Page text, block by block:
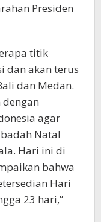
Presiden
titik
dan akan terus
dan Medan.
agar
Natal
Hari ini di
bahwa
Hari
23 hari,”